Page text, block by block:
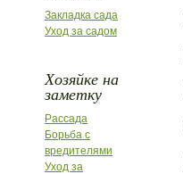
Закладка сада
Уход за садом
Хозяйке на
заметку
Рассада
Борьба с
вредителями
Уход за